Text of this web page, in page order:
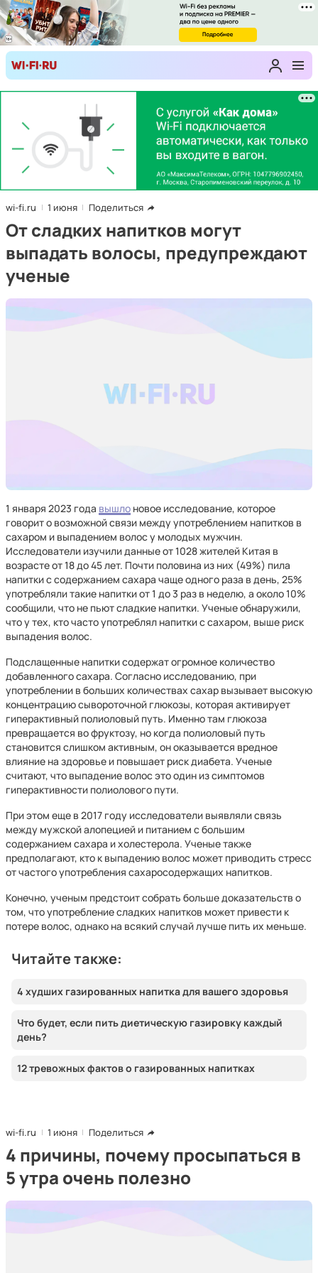
wi-fi.ru 1 июня Поделиться
От сладких напитков могут
выпадать волосы, предупреждают
ученые
1 января 2023 года вышло новое исследование, которое
говорит о возможной связи между употреблением напитков в
сахаром и выпадением волос у молодых мужчин.
Исследователи изучили данные от 1028 жителей Китая в
возрасте от 18 до 45 лет. Почти половина из них (49%) пила
напитки с содержанием сахара чаще одного раза в день, 25%
употребляли такие напитки от 1 до 3 раз в неделю, а около 10%
сообщили, что не пьют сладкие напитки. Ученые обнаружили,
что у тех, кто часто употреблял напитки с сахаром, выше риск
выпадения волос.
Подслащенные напитки содержат огромное количество
добавленного сахара. Согласно исследованию, при
употреблении в больших количествах сахар вызывает высокую
концентрацию сывороточной глюкозы, которая активирует
гиперактивный полиоловый путь. Именно там глюкоза
превращается во фруктозу, но когда полиоловый путь
становится слишком активным, он оказывается вредное
влияние на здоровье и повышает риск диабета. Ученые
считают, что выпадение волос это один из симптомов
гиперактивности полиолового пути.
При этом еще в 2017 году исследователи выявляли связь
между мужской алопецией и питанием с большим
содержанием сахара и холестерола. Ученые также
предполагают, кто к выпадению волос может приводить стресс
от частого употребления сахаросодержащих напитков.
Конечно, ученым предстоит собрать больше доказательств о
том, что употребление сладких напитков может привести к
потере волос, однако на всякий случай лучше пить их меньше.
Читайте также:
4 худших газированных напитка для вашего здоровья
Что будет, если пить диетическую газировку каждый
день?
12 тревожных фактов о газированных напитках
wi-fi.ru 1 июня Поделиться
4 причины, почему просыпаться в
5 утра очень полезно